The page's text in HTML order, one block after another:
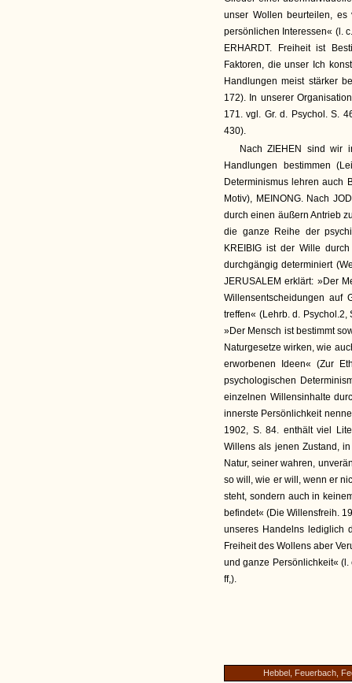
unser Wollen beurteilen,
persönlichen Interessen« (l.
ERHARDT. Freiheit ist
Faktoren, die unser Ich
Handlungen meist stärker
172). In unserer
171. vgl. Gr. d. Psychol. S.
430).
Nach ZIEHEN sind wir
Handlungen bestimmen
Determinismus lehren auch
Motiv), MEINONG. Nach
durch einen äußern Antrieb
die ganze Reihe der
KREIBIG ist der Wille
durchgängig determiniert
JERUSALEM erklärt: »Der
Willensentscheidungen auf
treffen« (Lehrb. d. Psychol.2,
»Der Mensch ist bestimmt
Naturgesetze wirken, wie
erworbenen Ideen« (Zur
psychologischen
einzelnen Willensinhalte
innerste Persönlichkeit
1902, S. 84. enthält viel
Willens als jenen Zustand,
Natur, seiner wahren,
so will, wie er will, wenn er
steht, sondern auch in
befindet« (Die Willensfreih.
unseres Handelns lediglich
Freiheit des Wollens aber
und ganze Persönlichkeit« (l.
ff,).
Hebbel, Feuerbach,